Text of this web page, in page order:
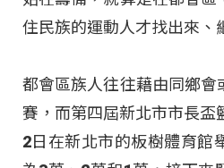
住民族的運動人才找出來、
都會區族人往往藉由同鄉會
賽，而第四屆新北市市長盃
2日在新北市的板樹體育館